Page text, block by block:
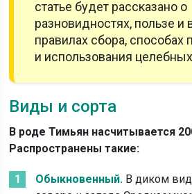
статье будет рассказано о
разновидностях, пользе и
правилах сбора, способах
и использования
Виды и сорта
В роде Тимьян насчитывается
Распространены такие:
Обыкновенный. В диком